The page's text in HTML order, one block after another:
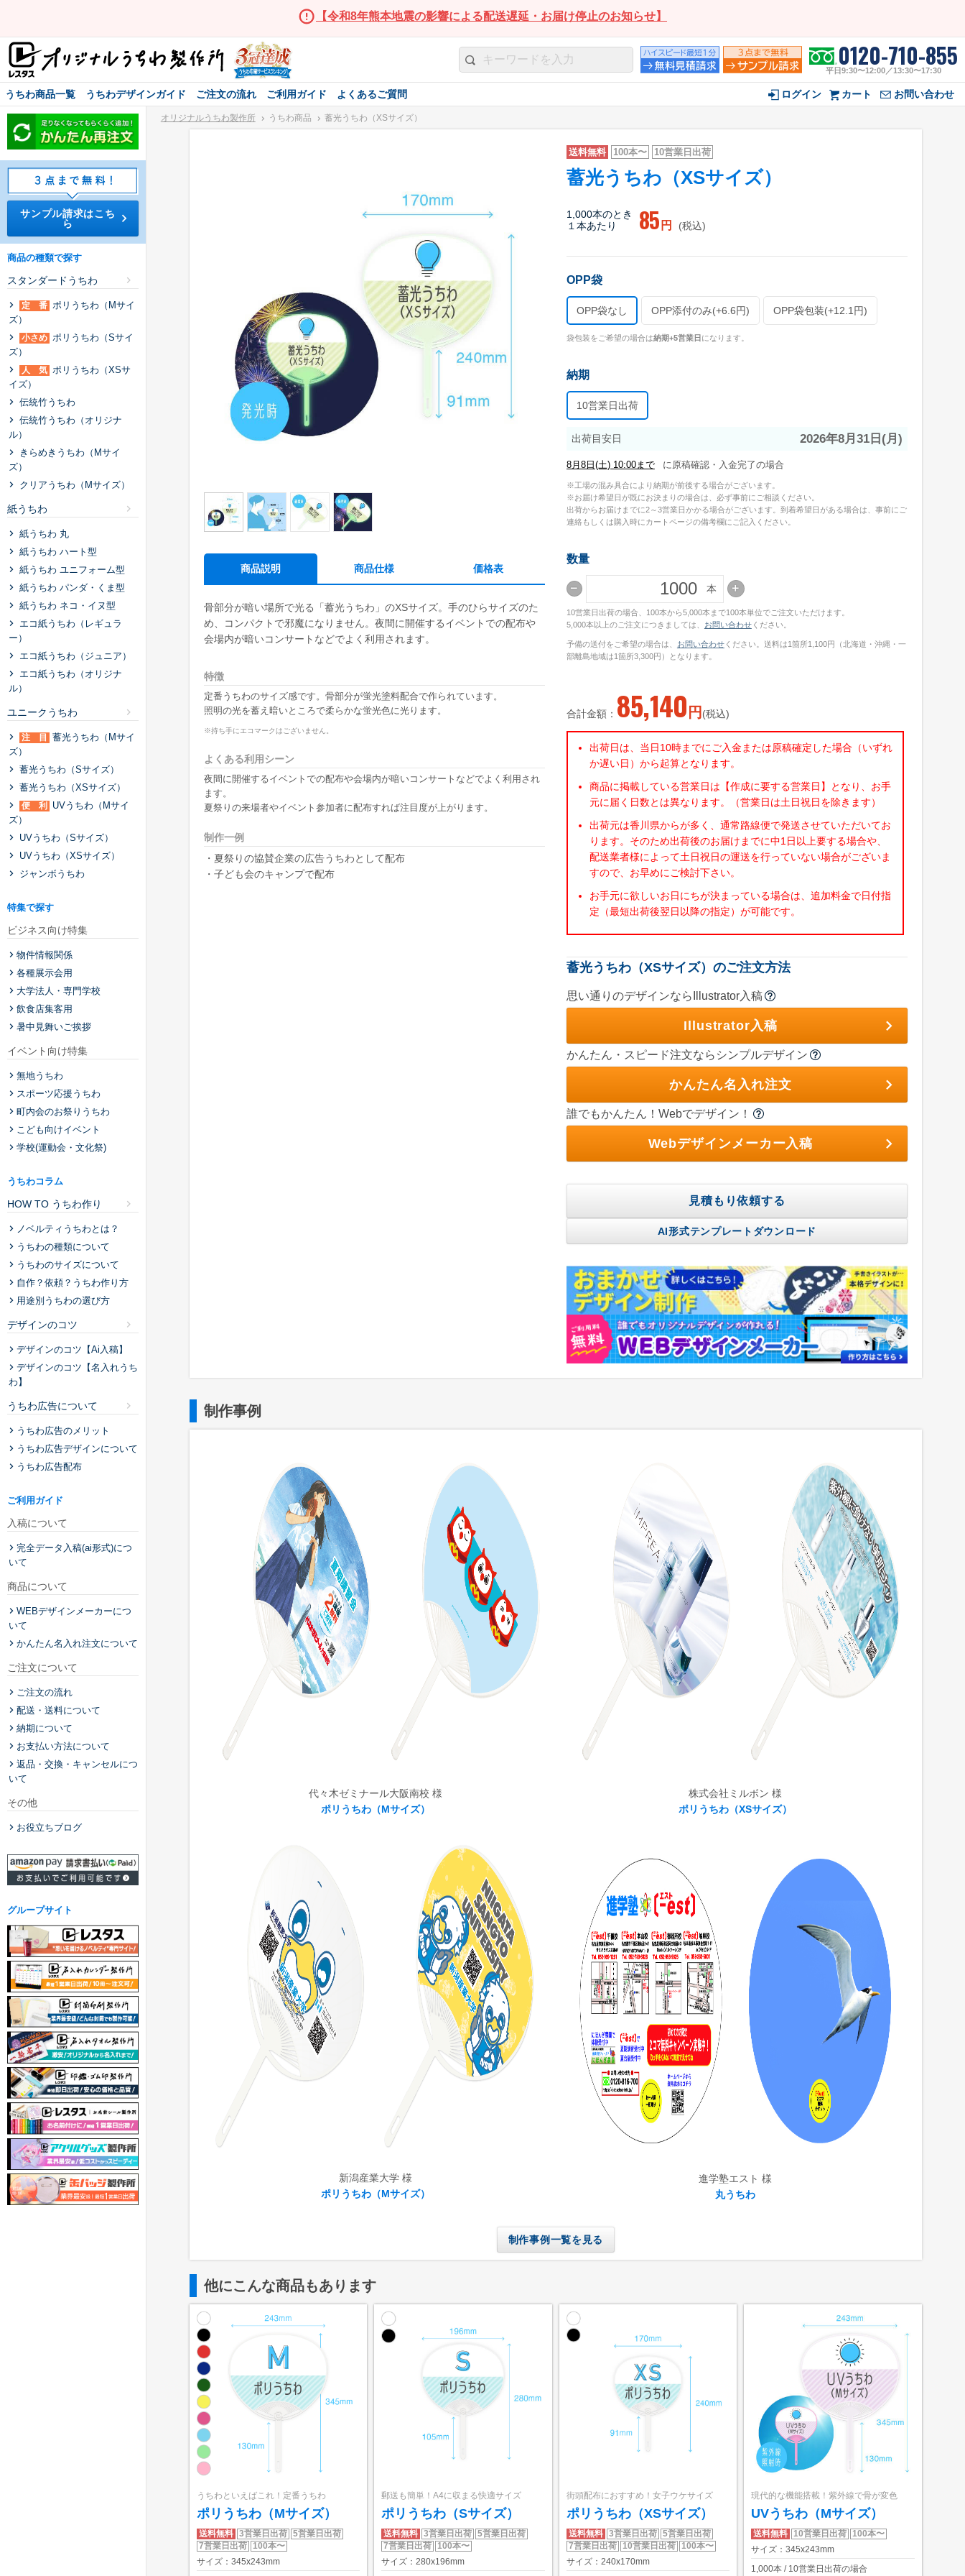
【令和8年熊本地震の影響による配送遅延・お届け停止のお知らせ】
0120-710-855
平日9:30〜12:00／13:30〜17:30
うちわ商品一覧 うちわデザインガイド ご注文の流れ ご利用ガイド よくあるご質問 ログイン カート お問い合わせ
オリジナルうちわ製作所 うちわ商品 蓄光うちわ（XSサイズ）
送料無料 100本〜 10営業日出荷
蓄光うちわ（XSサイズ）
1,000本のとき
１本あたり
85 円 (税込)
合計金額： 85,140 円 (税込)
出荷日は、当日10時までにご入金または原稿確定した場合（いずれ
か遅い日）から起算となります。
商品に掲載している営業日は【作成に要する営業日】となり、お手
元に届く日数とは異なります。（営業日は土日祝日を除きます）
出荷元は香川県からが多く、通常路線便で発送させていただいてお
ります。そのため出荷後のお届けまでに中1日以上要する場合や、
配送業者様によって土日祝日の運送を行っていない場合がございま
すので、お早めにご検討下さい。
お手元に欲しいお日にちが決まっている場合は、追加料金で日付指
定（最短出荷後翌日以降の指定）が可能です。
蓄光うちわ（XSサイズ）のご注文方法
思い通りのデザインならIllustrator入稿
Illustrator入稿
かんたん・スピード注文ならシンプルデザイン
かんたん名入れ注文
誰でもかんたん！Webでデザイン！
Webデザインメーカー入稿
見積もり依頼する
AI形式テンプレートダウンロード
OPP袋
OPP袋なし OPP添付のみ(+6.6円) OPP袋包装(+12.1円)
袋包装をご希望の場合は納期+5営業日 になります。
納期
10営業日出荷
出荷目安日 2026年8月31日(月)
に原稿確認・入金完了の場合
工場の混み具合により納期が前後する場合がございます。
お届け希望日が既にお決まりの場合は、必ず事前にご相談ください。
出荷からお届けまでに2～3営業日かかる場合がございます。到着希望日がある場合は、事前にご
連絡もしくは購入時にカートページの備考欄にご記入ください。
数量
本
10営業日出荷の場合、100本から5,000本まで100本単位でご注文いただけます。
5,000本以上のご注文につきましては、 お問い合わせください。
予備の送付をご希望の場合は、 お問い合わせください。送料は1箇所1,100円（北海道・沖縄・一
部離島地域は1箇所3,300円）となります。
商品説明 商品仕様 価格表
骨部分が暗い場所で光る「蓄光うちわ」のXSサイズ。手のひらサイズのた
め、コンパクトで邪魔になりません。夜間に開催するイベントでの配布や
会場内が暗いコンサートなどでよく利用されます。
特徴
定番うちわのサイズ感です。骨部分が蛍光塗料配合で作られています。
照明の光を蓄え暗いところで柔らかな蛍光色に光ります。
※持ち手にエコマークはございません。
よくある利用シーン
夜間に開催するイベントでの配布や会場内が暗いコンサートなどでよく利用され
ます。
夏祭りの来場者やイベント参加者に配布すれば注目度が上がります。
制作一例
・夏祭りの協賛企業の広告うちわとして配布
・子ども会のキャンプで配布
制作事例
代々木ゼミナール大阪南校 様
ポリうちわ（Mサイズ）
株式会社ミルボン 様
ポリうちわ（XSサイズ）
新潟産業大学 様
ポリうちわ（Mサイズ）
進学塾エスト 様
丸うちわ
制作事例一覧を見る
他にこんな商品もあります
うちわといえばこれ！定番うちわ
ポリうちわ（Mサイズ）
送料無料 3営業日出荷 5営業日出荷
7営業日出荷 100本〜
サイズ：345x243mm
郵送も簡単！A4に収まる快適サイズ
ポリうちわ（Sサイズ）
送料無料 3営業日出荷 5営業日出荷
7営業日出荷 100本〜
サイズ：280x196mm
街頭配布におすすめ！女子ウケサイズ
ポリうちわ（XSサイズ）
送料無料 3営業日出荷 5営業日出荷
7営業日出荷 10営業日出荷 100本〜
サイズ：240x170mm
現代的な機能搭載！紫外線で骨が変色
UVうちわ（Mサイズ）
送料無料 10営業日出荷 100本〜
サイズ：345x243mm
1,000本 / 10営業日出荷の場合
サンプル請求はこち
ら
商品の種類で探す
スタンダードうちわ
定 番 ポリうちわ（Mサイ
ズ）
小さめ ポリうちわ（Sサイ
ズ）
人 気 ポリうちわ（XSサ
イズ）
伝統⽵うちわ
伝統⽵うちわ（オリジナ
ル）
きらめきうちわ（Mサイ
ズ）
クリアうちわ（Mサイズ）
紙うちわ
紙うちわ 丸
紙うちわ ハート型
紙うちわ ユニフォーム型
紙うちわ パンダ・くま型
紙うちわ ネコ・イヌ型
エコ紙うちわ（レギュラ
ー）
エコ紙うちわ（ジュニア）
エコ紙うちわ（オリジナ
ル）
ユニークうちわ
注 目
蓄光うちわ（Mサイ
ズ）
蓄光うちわ（Sサイズ）
蓄光うちわ（XSサイズ）
便 利
UVうちわ（Mサイ
ズ）
UVうちわ（Sサイズ）
UVうちわ（XSサイズ）
ジャンボうちわ
特集で探す
ビジネス向け特集
物件情報関係
各種展示会用
大学法人・専門学校
飲食店集客用
暑中見舞いご挨拶
イベント向け特集
無地うちわ
スポーツ応援うちわ
町内会のお祭りうちわ
こども向けイベント
学校(運動会・文化祭)
うちわコラム
HOW TO うちわ作り
ノベルティうちわとは？
うちわの種類について
うちわのサイズについて
自作？依頼？うちわ作り方
用途別うちわの選び方
デザインのコツ
デザインのコツ【Ai入稿】
デザインのコツ【名入れうち
わ】
うちわ広告について
うちわ広告のメリット
うちわ広告デザインについて
うちわ広告配布
ご利用ガイド
入稿について
完全データ入稿(ai形式)につ
いて
商品について
WEBデザインメーカーにつ
いて
かんたん名入れ注文について
ご注文について
ご注文の流れ
配送・送料について
納期について
お支払い方法について
返品・交換・キャンセルにつ
いて
その他
お役立ちブログ
グループサイト